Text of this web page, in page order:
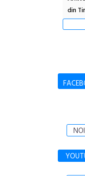
din
NOI